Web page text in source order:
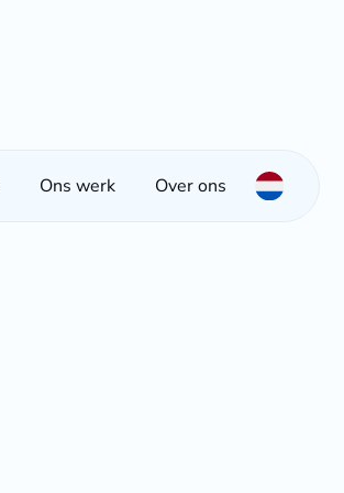
Ons werk Over ons